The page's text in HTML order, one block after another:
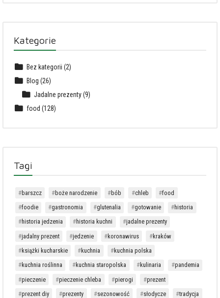
Kategorie
Bez kategorii (2)
Blog (26)
Jadalne prezenty(9)
food (128)
Tagi
barszcz boże narodzenie bób chleb
food
foodie
gastronomia glutenalia gotowanie
historia
historia jedzenia
historia kuchni
jadalne prezenty
jadalny prezent
jedzenie koronawirus
kraków
książki kucharskie
kuchnia
kuchnia polska
kuchnia roślinna
kuchnia staropolska kulinaria
pandemia
pieczenie
pieczenie chleba pierogi
prezent
prezent diy
prezenty sezonowość słodycze
tradycja